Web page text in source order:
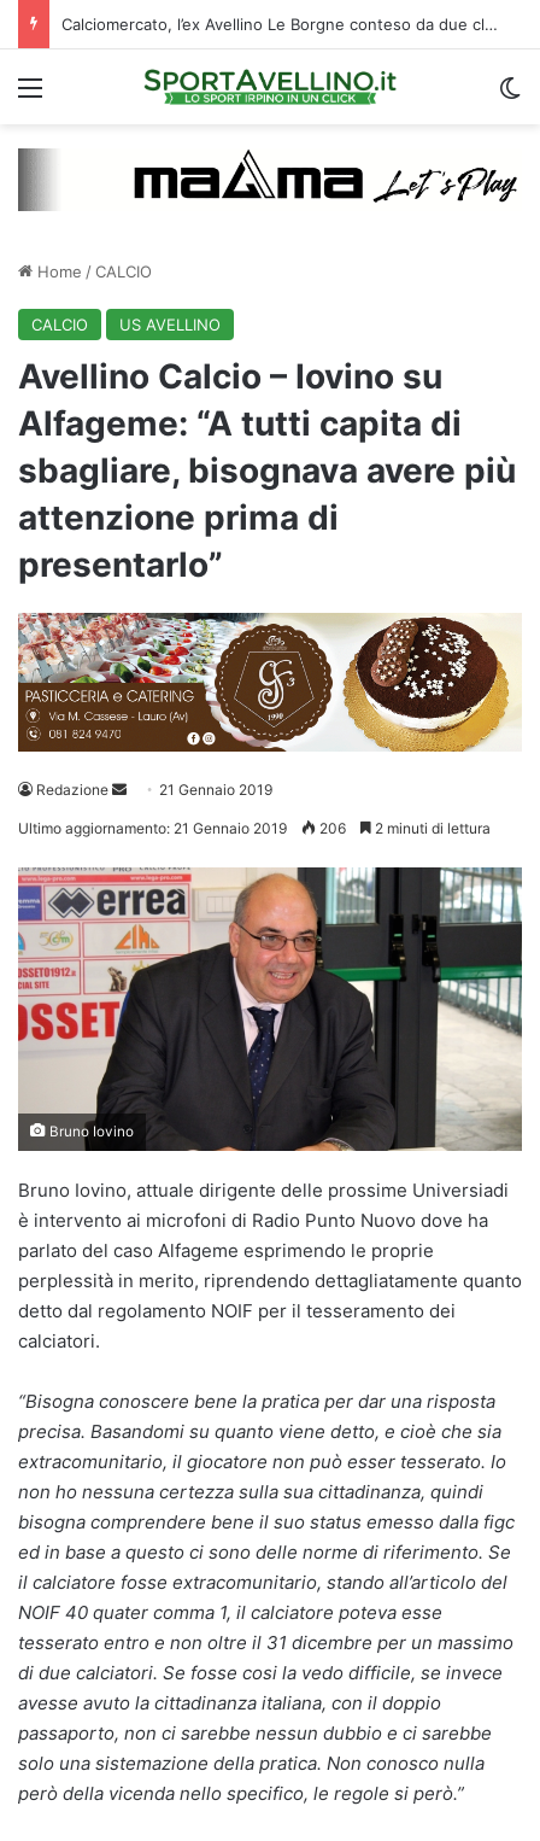
Calciomercato Avellino, ufficiale la cessione di Cancellieri allo Spezia: i dettagli
Menu
Home /CALCIO
CALCIO US AVELLINO
Avellino Calcio – Iovino su
Alfageme: “A tutti capita di
sbagliare, bisognava avere più
attenzione prima di
presentarlo”
Redazione
Invia 21 Gennaio 2019
Ultimo aggiornamento: 21 Gennaio 2019 206 2 minuti di lettura
Bruno Iovino
Bruno Iovino, attuale dirigente delle prossime Universiadi
è intervento ai microfoni di Radio Punto Nuovo dove ha
parlato del caso Alfageme esprimendo le proprie
perplessità in merito, riprendendo dettagliatamente quanto
detto dal regolamento NOIF per il tesseramento dei
calciatori.
“Bisogna conoscere bene la pratica per dar una risposta
precisa. Basandomi su quanto viene detto, e cioè che sia
extracomunitario, il giocatore non può esser tesserato. Io
non ho nessuna certezza sulla sua cittadinanza, quindi
bisogna comprendere bene il suo status emesso dalla figc
ed in base a questo ci sono delle norme di riferimento. Se
il calciatore fosse extracomunitario, stando all’articolo del
NOIF 40 quater comma 1, il calciatore poteva esse
tesserato entro e non oltre il 31 dicembre per un massimo
di due calciatori. Se fosse cosi la vedo difficile, se invece
avesse avuto la cittadinanza italiana, con il doppio
passaporto, non ci sarebbe nessun dubbio e ci sarebbe
solo una sistemazione della pratica. Non conosco nulla
però della vicenda nello specifico, le regole si però.”